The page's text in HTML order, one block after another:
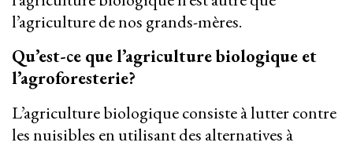
l’agriculture de nos grands-mères.
Qu’est-ce que l’agriculture biologique et
l’agroforesterie?
L’agriculture biologique consiste à lutter contre
les nuisibles en utilisant des alternatives à